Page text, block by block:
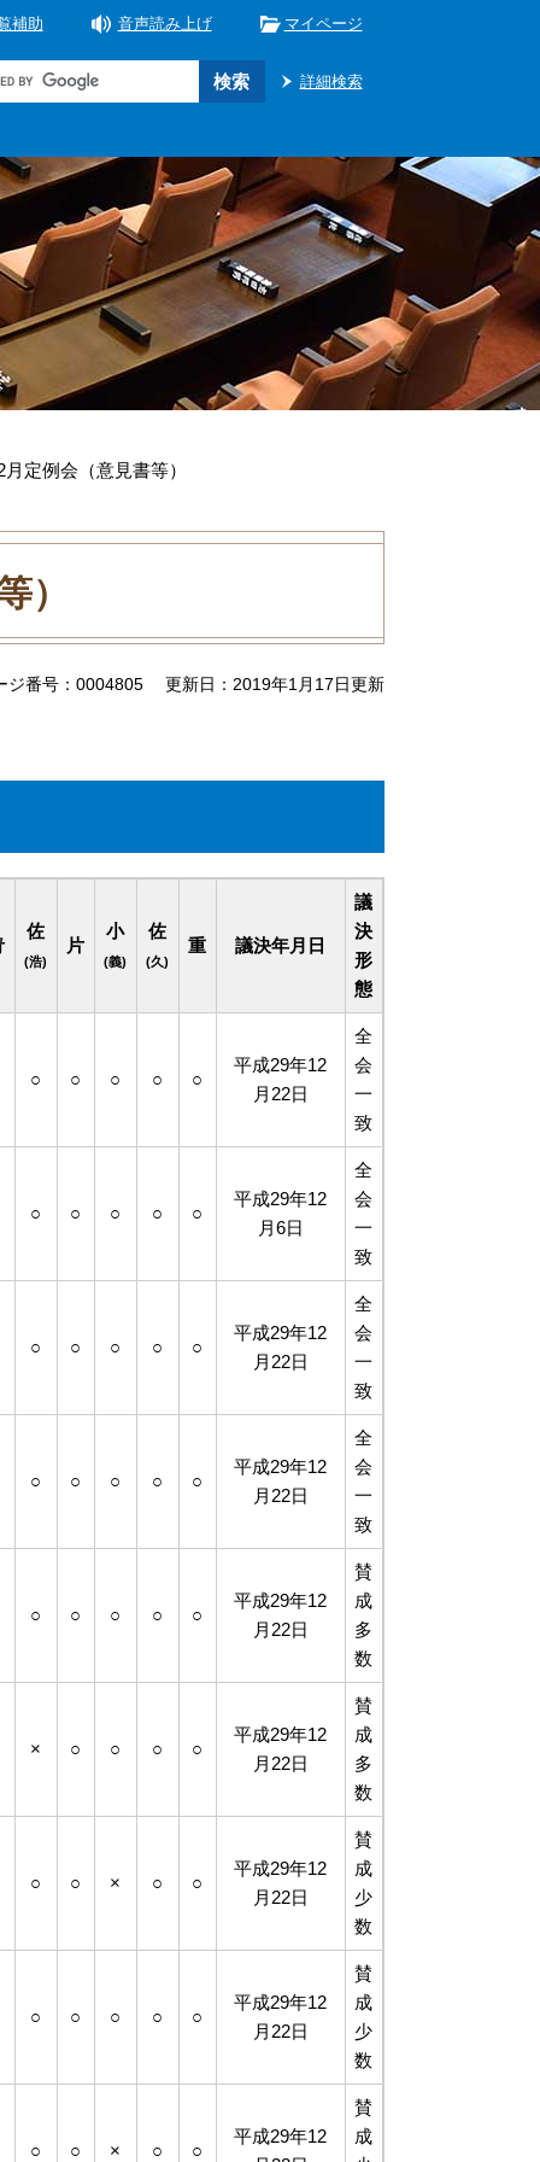
補助 音声読み上げ マイページ
詳細検索
定例会（意見書等）
）
ジ番号：0004805 更新日：2019年1月17日更新
佐
(浩)
片
小
(義)
佐
(久)
重 議決年月日
議
決
形
態
○ ○ ○ ○ ○
平成29年12
月22日
全
会
一
致
○ ○ ○ ○ ○
平成29年12
月6日
全
会
一
致
○ ○ ○ ○ ○
平成29年12
月22日
全
会
一
致
○ ○ ○ ○ ○
平成29年12
月22日
全
会
一
致
○ ○ ○ ○ ○
平成29年12
月22日
賛
成
多
数
× ○ ○ ○ ○
平成29年12
月22日
賛
成
多
数
○ ○ × ○ ○
平成29年12
月22日
賛
成
少
数
○ ○ ○ ○ ○
平成29年12
月22日
賛
成
少
数
○ ○ × ○ ○
平成29年12
賛
成